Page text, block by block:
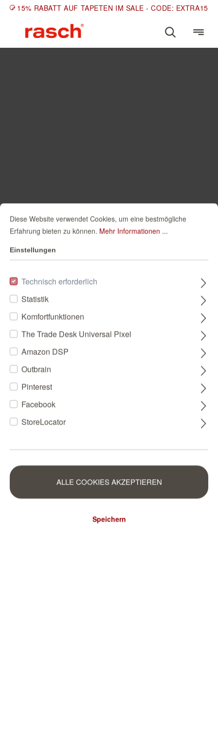
15% RABATT AUF TAPETEN IM SALE - CODE: EXTRA15
Diese Website verwendet Cookies, um eine bestmögliche
Erfahrung bieten zu können. Mehr Informationen ...
Einstellungen
Technisch erforderlich
Statistik
Komfortfunktionen
The Trade Desk Universal Pixel
Amazon DSP
Outbrain
Pinterest
Facebook
StoreLocator
ALLE COOKIES AKZEPTIEREN
Speichern